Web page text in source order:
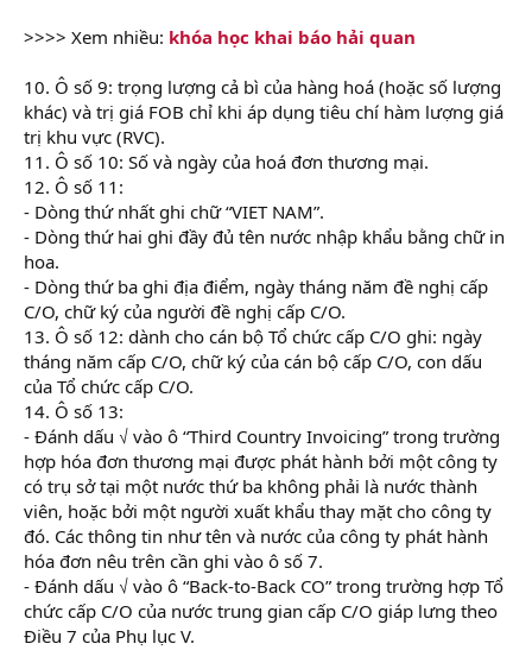
>>>> Xem nhiều: khóa học khai báo hải quan
10. Ô số 9: trọng lượng cả bì của hàng hoá (hoặc số lượng
khác) và trị giá FOB chỉ khi áp dụng tiêu chí hàm lượng giá
trị khu vực (RVC).
11. Ô số 10: Số và ngày của hoá đơn thương mại.
12. Ô số 11:
- Dòng thứ nhất ghi chữ “VIET NAM”.
- Dòng thứ hai ghi đầy đủ tên nước nhập khẩu bằng chữ in
hoa.
- Dòng thứ ba ghi địa điểm, ngày tháng năm đề nghị cấp
C/O, chữ ký của người đề nghị cấp C/O.
13. Ô số 12: dành cho cán bộ Tổ chức cấp C/O ghi: ngày
tháng năm cấp C/O, chữ ký của cán bộ cấp C/O, con dấu
của Tổ chức cấp C/O.
14. Ô số 13:
- Đánh dấu √ vào ô “Third Country Invoicing” trong trường
hợp hóa đơn thương mại được phát hành bởi một công ty
có trụ sở tại một nước thứ ba không phải là nước thành
viên, hoặc bởi một người xuất khẩu thay mặt cho công ty
đó. Các thông tin như tên và nước của công ty phát hành
hóa đơn nêu trên cần ghi vào ô số 7.
- Đánh dấu √ vào ô “Back-to-Back CO” trong trường hợp Tổ
chức cấp C/O của nước trung gian cấp C/O giáp lưng theo
Điều 7 của Phụ lục V.